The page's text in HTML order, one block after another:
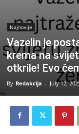
Najnovije
Vazelin je
krema na
otkrile! Evo
By Redakcija - July 12,